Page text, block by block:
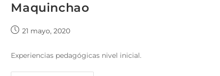
Maquinchao
21 mayo, 2020
Experiencias pedagógicas nivel inicial.